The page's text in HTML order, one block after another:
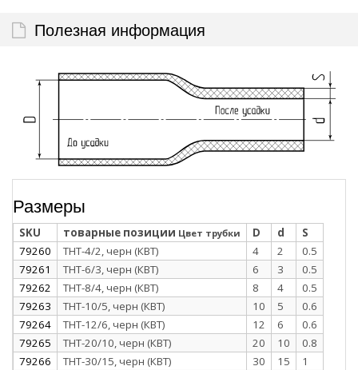
Полезная информация
Размеры
SKU товарные позиции Цвет трубки D d
S
79260
ТНТ-4/2, черн (КВТ) 4 2
0.5
79261
ТНТ-6/3, черн (КВТ) 6 3
0.5
79262
ТНТ-8/4, черн (КВТ) 8 4
0.5
79263
ТНТ-10/5, черн (КВТ) 10 5
0.6
79264
ТНТ-12/6, черн (КВТ) 12 6
0.6
79265
ТНТ-20/10, черн (КВТ) 20 10
0.8
79266
ТНТ-30/15, черн (КВТ) 30 15
1